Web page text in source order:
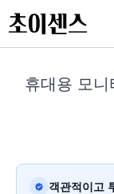
휴대용 모
객관적이고